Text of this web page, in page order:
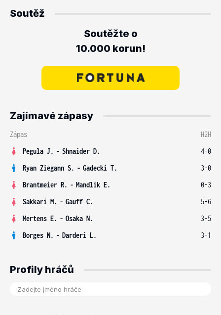
Soutěž
Soutěžte o
10.000 korun!
Zajímavé zápasy
Zápas
H2H
Pegula J. - Shnaider D.
4-0
Ryan Ziegann S. - Gadecki T.
3-0
Brantmeier R. - Mandlik E.
0-3
Sakkari M. - Gauff C.
5-6
Mertens E. - Osaka N.
3-5
Borges N. - Darderi L. 3-1
Profily hráčů